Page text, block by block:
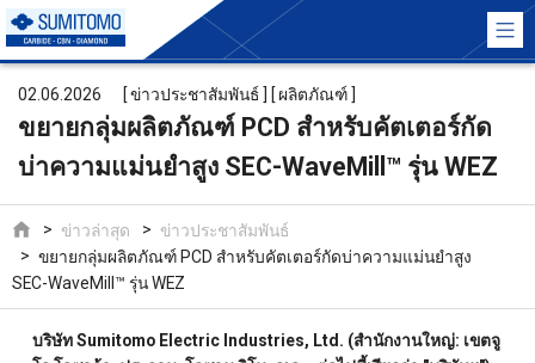
02.06.2026 [ ข่าวประชาสัมพันธ์ ] [ ผลิตภัณฑ์ ]
ขยายกลุ่มผลิตภัณฑ์ PCD สำหรับคัตเตอร์กัด
บ่าความแม่นยำสูง SEC-WaveMill™ รุ่น WEZ
ข่าวล่าสุด
ข่าวประชาสัมพันธ์
ขยายกลุ่มผลิตภัณฑ์ PCD สำหรับคัตเตอร์กัดบ่าความแม่นยำสูง
SEC-WaveMill™ รุ่น WEZ
บริษัท Sumitomo Electric Industries, Ltd. (สำนักงานใหญ่: เขตจู